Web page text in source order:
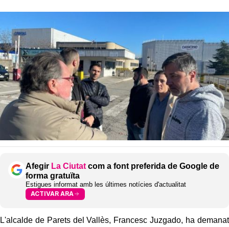
Afegir La Ciutat com a font preferida de Google de
forma gratuïta
Estigues informat amb les últimes notícies d'actualitat
ACTIVAR ARA
L'alcalde de Parets del Vallès, Francesc Juzgado, ha demanat